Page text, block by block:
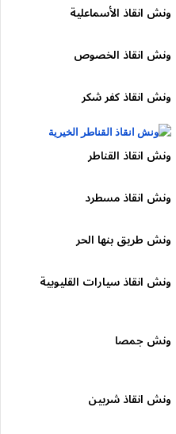
⇐⇒ المرج ⇐⇒
ونش انقاذ الأسماعلية
ونش انقاذ الخصوص
ونش انقاذ كفر شكر
ونش انقاذ القناطر
ونش انقاذ مسطرد
ونش طريق بنها الحر
ونش انقاذ سيارات القليوبية
ونش جمصا
ونش انقاذ شربين